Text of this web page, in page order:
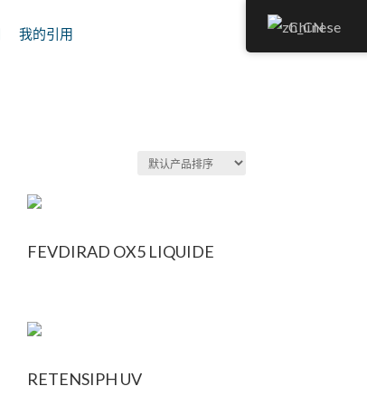
我的引用
FEVDIRAD OX5 LIQUIDE
RETENSIPH UV
Chinese